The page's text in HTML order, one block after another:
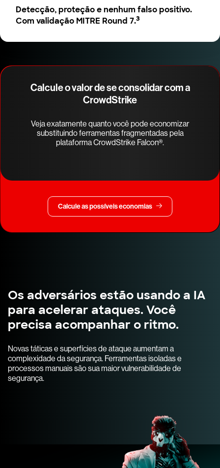
Detecção, proteção e nenhum falso positivo.
Com validação MITRE Round 7.3
Calcule o valor de se consolidar com a
CrowdStrike
Veja exatamente quanto você pode economizar
substituindo ferramentas fragmentadas pela
plataforma CrowdStrike Falcon®.
Calcule as possíveis economias
Os adversários estão usando a IA
para acelerar ataques. Você
precisa acompanhar o ritmo.
Novas táticas e superfícies de ataque aumentam a
complexidade da segurança. Ferramentas isoladas e
processos manuais são sua maior vulnerabilidade de
segurança.